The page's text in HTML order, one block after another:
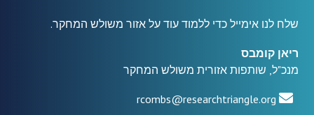
שלח לנו אימייל כדי ללמוד עוד על אזור משולש המחקר.
ריאן קומבס
מנכ"ל, שותפות אזורית משולש המחקר
rcombs@researchtriangle.org